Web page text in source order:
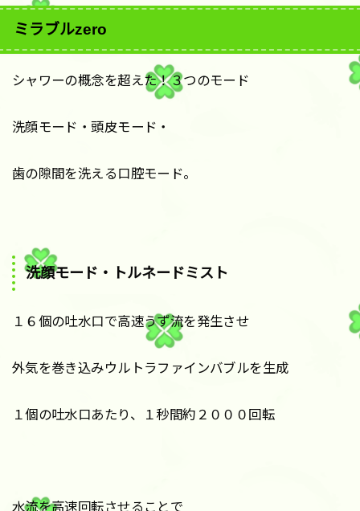
ミラブルzero
シャワーの概念を超えた！３つのモード
洗顔モード・頭皮モード・
歯の隙間を洗える口腔モード。
洗顔モード・トルネードミスト
１６個の吐水口で高速うず流を発生させ
外気を巻き込みウルトラファインバブルを生成
１個の吐水口あたり、１秒間約２０００回転
水流を高速回転させることで